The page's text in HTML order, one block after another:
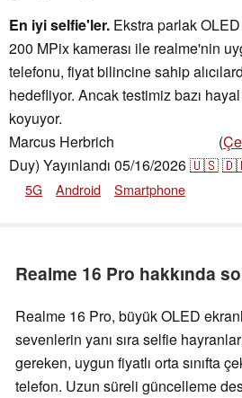
En iyi selfie'ler. Ekstra parlak
200 MPix kamerası ile realme'nin
telefonu, fiyat bilincine sahip
hedefliyor. Ancak testimiz bazı hayal
koyuyor.
Marcus Herbrich
(
Duy) Yayınlandı 05/16/2026🇺🇸
5G Android Smartphone
Realme 16 Pro hakkında
Realme 16 Pro, büyük OLED
sevenlerin yanı sıra selfie
gereken, uygun fiyatlı orta sınıfta
telefon. Uzun süreli güncelleme